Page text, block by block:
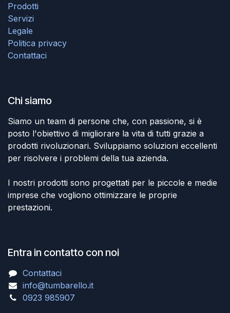
Prodotti
Servizi
Legale
Politica privacy
Contattaci
Chi siamo
Siamo un team di persone che, con passione, si è
posto l'obiettivo di migliorare la vita di tutti grazie a
prodotti rivoluzionari. Sviluppiamo soluzioni eccellenti
per risolvere i problemi della tua azienda.
I nostri prodotti sono progettati per le piccole e medie
imprese che vogliono ottimizzare le proprie
prestazioni.
Entra in contatto con noi
Contattaci
info@tumbarello.it
0923 985907